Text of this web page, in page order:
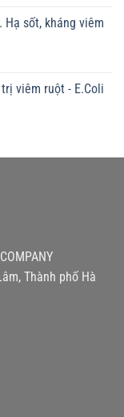
Hạ sốt, kháng viêm
trị viêm ruột - E.Coli
Thành phố Hà